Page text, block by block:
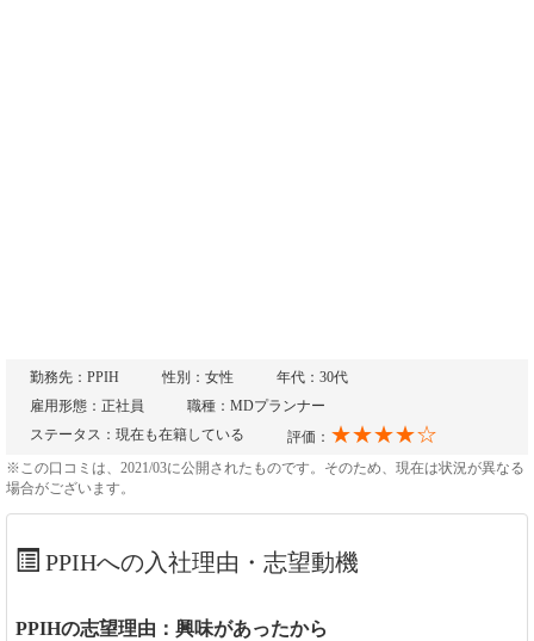
勤務先：PPIH 性別：女性
年代：30代
雇用形態：正社員
職種：MDプランナー
ステータス：現在も在籍している
評価： ★★★★☆
※この口コミは、2021/03に公開されたものです。そのため、現在は状況が異なる
場合がございます。
PPIHへの入社理由・志望動機
PPIHの志望理由：興味があったから